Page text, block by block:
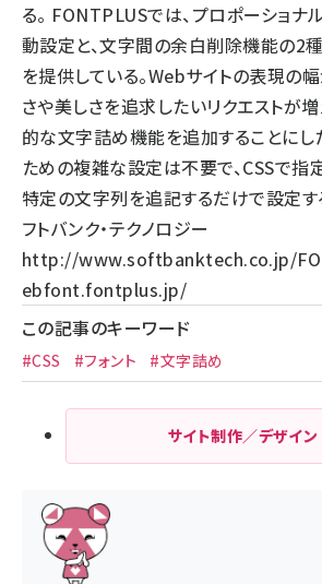
る。 FONTPLUSでは、プロポーショナ
動設定と、文字間の余白削除機能の2
を提供している。Webサイトの表現の
さや美しさを追求したいリクエストが
的な文字詰め機能を追加することにし
ための複雑な設定は不要で、CSSで指
特定の文字列を追記するだけで設定す
フトバンク・テクノロジー
http://www.softbanktech.co.jp/
ebfont.fontplus.jp/
この記事のキーワード
#CSS #フォント #文字詰め
サイト制作／デザイン